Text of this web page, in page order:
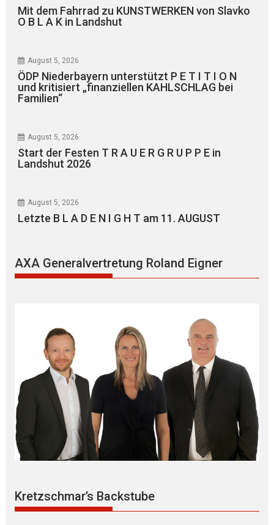
Mit dem Fahrrad zu KUNSTWERKEN von Slavko
O B L A K in Landshut
August 5, 2026
ÖDP Niederbayern unterstützt P E T I T I O N
und kritisiert „finanziellen KAHLSCHLAG bei
Familien“
August 5, 2026
Start der Festen T R A U E R G R U P P E in
Landshut 2026
August 5, 2026
Letzte B L A D E N I G H T am 11. AUGUST
AXA Generalvertretung Roland Eigner
Kretzschmar’s Backstube